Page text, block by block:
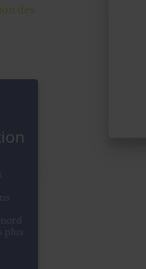
des
plus